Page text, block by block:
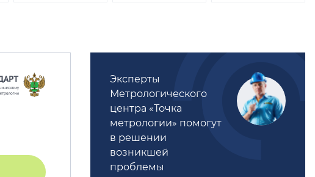
Эксперты
Метрологического
центра «Точка
метрологии» помогут
в решении
возникшей
проблемы